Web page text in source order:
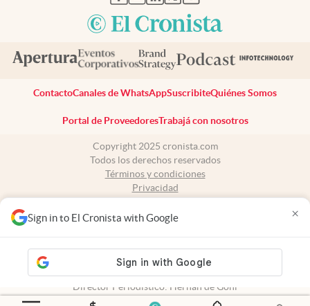
Sign in to El Cronista with Google ×
ContactoCanales de WhatsAppSuscribiteQuiénes Somos
Portal de ProveedoresTrabajá con nosotros
Copyright 2025 cronista.com
Todos los derechos reservados
Términos y condiciones
Privacidad
Tel: +54 11 7078-3270
propiedad intelectual: 56576959
Director Periodístico: Hernán de Goñi